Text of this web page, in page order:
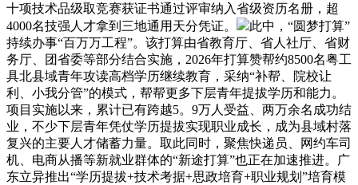
十项技术品级取竞赛获证书通过评审纳入省级资历名册，超
4000名技强人才拿到三地通用天分凭证。
此中，“圆梦打算”
持续办事“百万万工程”。该打算由省教育厅、省人社厅、省财
务厅、团省委等部分结合实施，2026年打算赞帮约8500名粤工
具北县域青年攻读高档学历继续教育，采纳“补帮、院校让
利、小我分管”的模式，帮帮更多下层青年提拔学历和能力。
项目实施以来，累计已有跨越5。9万人受益、两万余名成功结
业，不少下层青年凭仗学历提拔实现职业成长，成为县域村落
复兴的主要人才储蓄力量。取此同时，聚焦快递员、网约车司
机、电商从播等新就业群体的“新途打算”也正在加速推进。广
东立异推出“学历提拔+技术考据+思政培育+职业规划”培育模